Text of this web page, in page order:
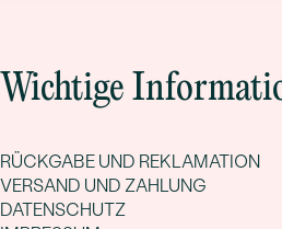
Wichtige
RÜCKGABE UND REKLAMATION
VERSAND UND ZAHLUNG
DATENSCHUTZ